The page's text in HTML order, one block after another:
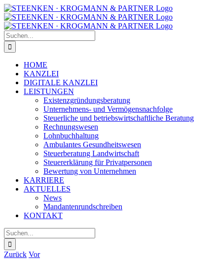
Zum
Inhalt
springen
Facebook
Instagram
Suche
nach:
HOME
KANZLEI
DIGITALE KANZLEI
LEISTUNGEN
Existenzgründungsberatung
Unternehmens- und Vermögensnachfolge
Steuerliche und betriebswirtschaftliche Beratung
Rechnungswesen
Lohnbuchhaltung
Ambulantes Gesundheitswesen
Steuerberatung Landwirtschaft
Steuererklärung für Privatpersonen
Bewertung von Unternehmen
KARRIERE
AKTUELLES
News
Mandantenrundschreiben
KONTAKT
Suche
nach:
Zurück Vor